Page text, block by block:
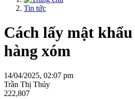
Tin tức
Cách lấy mật
hàng xóm
14/04/2025, 02:07 pm
Trần Thị Thúy
222,807